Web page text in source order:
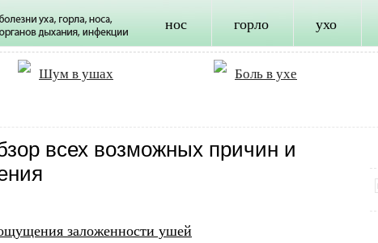
нос горло ухо
Шум в ушах Боль в ухе
всех возможных причин и
заложенности ушей